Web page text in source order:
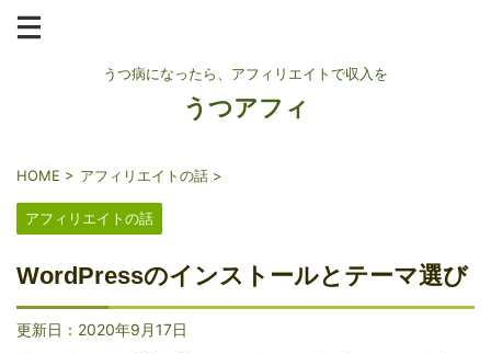
うつ病になったら、アフィリエイトで収入を
うつアフィ
HOME > アフィリエイトの話 >
アフィリエイトの話
WordPressのインストールとテーマ選び
更新日： 2020年9月17日